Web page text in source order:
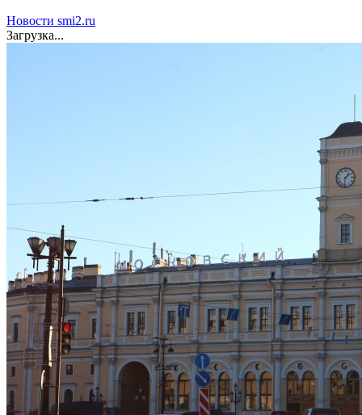
Новости smi2.ru
Загрузка...